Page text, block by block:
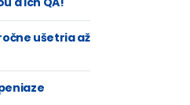
ušetria až